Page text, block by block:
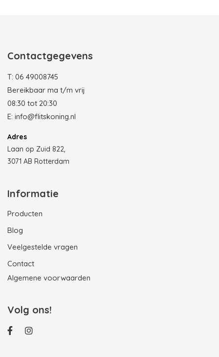
Contactgegevens
T: 06 49008745
Bereikbaar ma t/m vrij
08:30 tot 20:30
E: info@flitskoning.nl
Adres
Laan op Zuid 822,
3071 AB Rotterdam
Informatie
Producten
Blog
Veelgestelde vragen
Contact
Algemene voorwaarden
Volg ons!